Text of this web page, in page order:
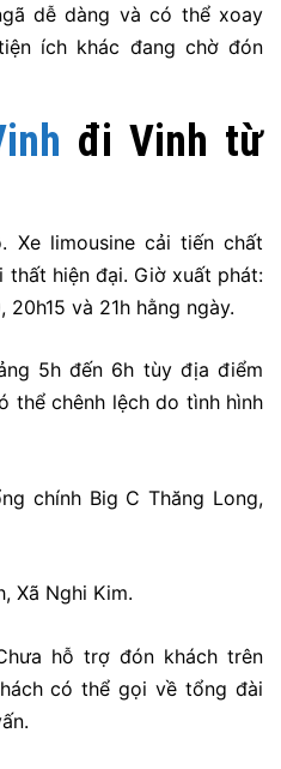
dễ dàng và có thể xoay
ích khác đang chờ đón
đi Vinh từ
Xe limousine cải tiến chất
thất hiện đại. Giờ xuất phát:
20h15 và 21h hằng ngày.
5h đến 6h tùy địa điểm
thể chênh lệch do tình hình
chính Big C Thăng Long,
Xã Nghi Kim.
hỗ trợ đón khách trên
có thể gọi về tổng đài